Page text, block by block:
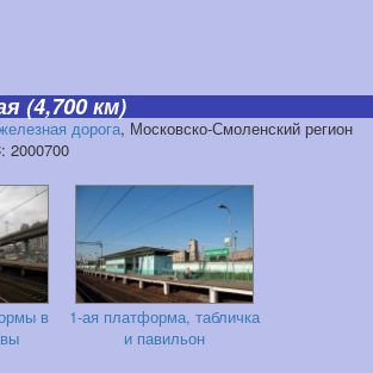
(4,700 км)
дорога, Московско-Смоленский регион
2000700
в
1-ая платформа, табличка
и павильон